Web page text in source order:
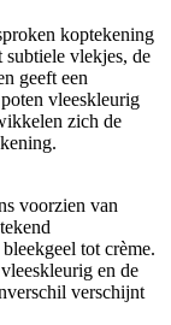
koptekening
vlekjes, de
geeft een
vleeskleurig
zich de
voorzien van
tot crème.
en de
verschijnt